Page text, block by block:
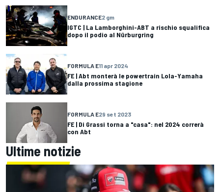
ENDURANCE2 gm
IGTC | La Lamborghini-ABT a rischio squalifica
dopo il podio al Nürburgring
FORMULA E11 apr 2024
FE | Abt monterà le powertrain Lola-Yamaha
dalla prossima stagione
FORMULA E29 set 2023
FE | Di Grassi torna a "casa": nel 2024 correrà
con Abt
Ultime notizie